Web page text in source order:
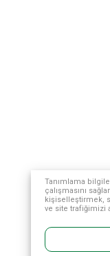
Tanımlama
çalışmasını
kişiselleştirmek,
ve site trafiğimizi